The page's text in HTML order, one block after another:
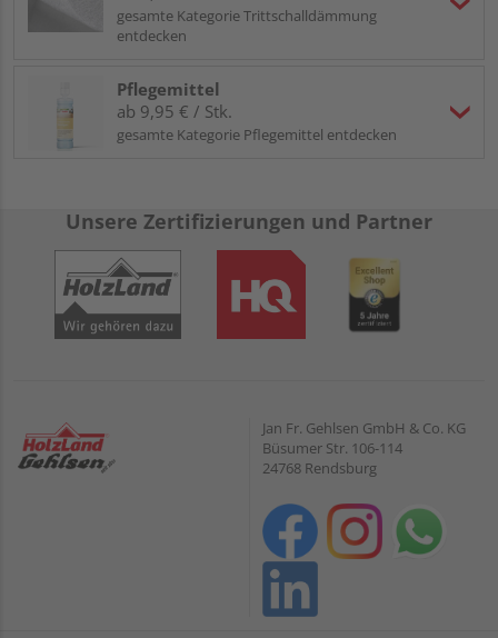
gesamte Kategorie Trittschalldämmung
entdecken
Pflegemittel
ab 9,95 € / Stk.
gesamte Kategorie Pflegemittel entdecken
Unsere Zertifizierungen und Partner
Jan Fr. Gehlsen GmbH & Co. KG
Büsumer Str. 106-114
24768 Rendsburg